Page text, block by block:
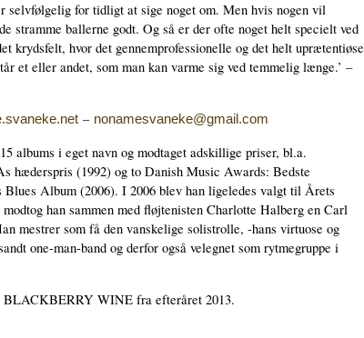
selvfølgelig for tidligt at sige noget om. Men hvis nogen vil
stramme ballerne godt. Og så er der ofte noget helt specielt ved
krydsfelt, hvor det gennemprofessionelle og det helt uprætentiøse
et eller andet, som man kan varme sig ved temmelig længe.’ –
– nonamesvaneke@gmail.com
albums i eget navn og modtaget adskillige priser, bl.a.
hæderspris (1992) og to Danish Music Awards: Bedste
Blues Album (2006). I 2006 blev han ligeledes valgt til Årets
han sammen med fløjtenisten Charlotte Halberg en Carl
mestrer som få den vanskelige solistrolle, -hans virtuose og
one-man-band og derfor også velegnet som rytmegruppe i
BLACKBERRY WINE fra efteråret 2013.